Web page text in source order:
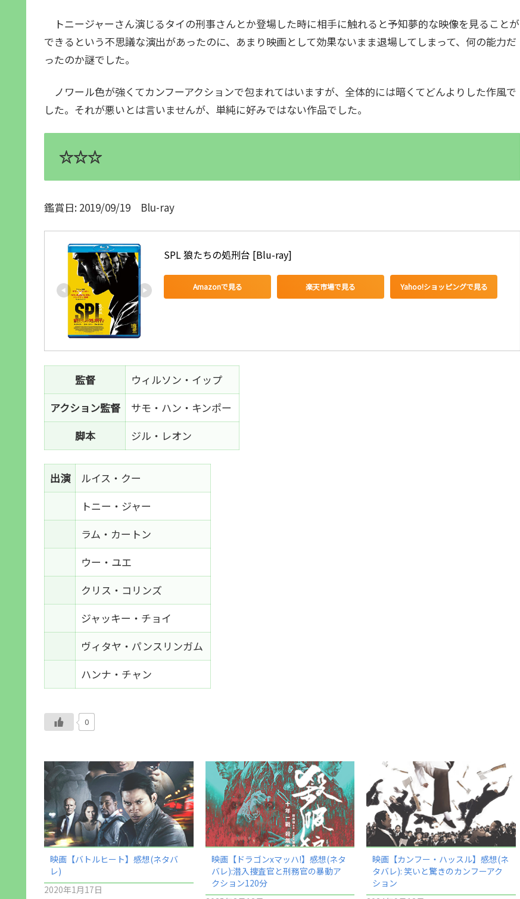
トニージャーさん演じるタイの刑事さんとか登場した時に相手に触れると予知夢的な映像を見ることが
できるという不思議な演出があったのに、あまり映画として効果ないまま退場してしまって、何の能力だ
ったのか謎でした。
ノワール色が強くてカンフーアクションで包まれてはいますが、全体的には暗くてどんよりした作風で
した。それが悪いとは言いませんが、単純に好みではない作品でした。
☆☆☆
鑑賞日: 2019/09/19 Blu-ray
SPL 狼たちの処刑台 [Blu-ray]
Amazonで見る 楽天市場で見る Yahoo!ショッピングで見る
監督
ウィルソン・イップ
アクション監督
サモ・ハン・キンポー
脚本
ジル・レオン
出演
ルイス・クー
トニー・ジャー
ラム・カートン
ウー・ユエ
クリス・コリンズ
ジャッキー・チョイ
ヴィタヤ・パンスリンガム
ハンナ・チャン
0
映画【バトルヒート】感想(ネタバ
レ)
2020年1月17日
映画【ドラゴンxマッハ!】感想(ネタ
バレ):潜入捜査官と刑務官の暴動ア
クション120分
映画【カンフー・ハッスル】感想(ネ
タバレ): 笑いと驚きのカンフーアク
ション